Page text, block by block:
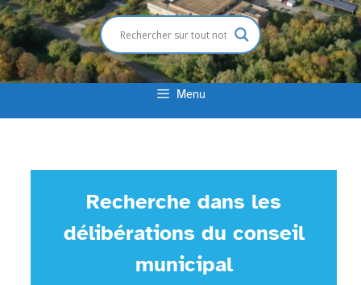
Menu
Recherche dans les
délibérations du conseil
municipal